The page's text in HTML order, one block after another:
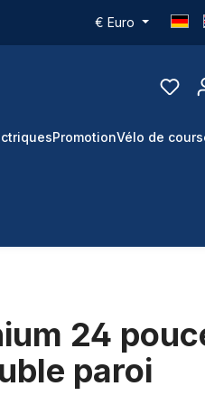
€ Euro
PromotionVélo de
24
paroi